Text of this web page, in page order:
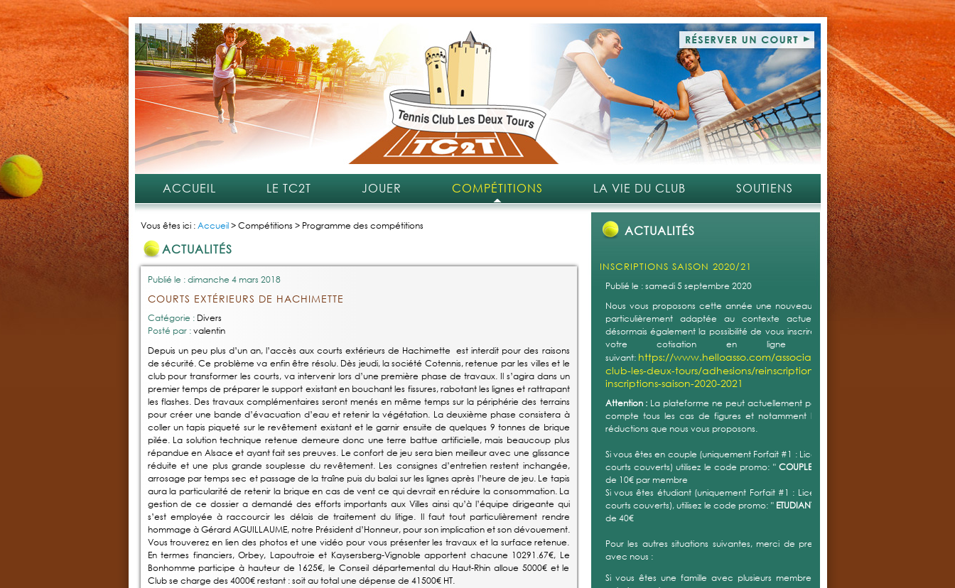
ACCUEIL LE TC2T JOUER COMPÉTITIONS LA VIE DU CLUB SOUTIENS
Vous êtes ici :Accueil>Compétitions > Programme des compétitions
ACTUALITÉS
Publié le : dimanche 4 mars 2018
COURTS EXTÉRIEURS DE HACHIMETTE
Catégorie :Divers
Posté par :valentin
Depuis un peu plus d’un an, l’accès aux courts extérieurs de Hachimette est interdit pour des raisons
de sécurité. Ce problème va enfin être résolu. Dès jeudi, la société Cotennis, retenue par les villes et le
club pour transformer les courts, va intervenir lors d’une première phase de travaux. Il s’agira dans un
premier temps de préparer le support existant en bouchant les fissures, rabotant les lignes et rattrapant
les flashes. Des travaux complémentaires seront menés en même temps sur la périphérie des terrains
pour créer une bande d’évacuation d’eau et retenir la végétation. La deuxième phase consistera à
coller un tapis piqueté sur le revêtement existant et le garnir ensuite de quelques 9 tonnes de brique
pilée. La solution technique retenue demeure donc une terre battue artificielle, mais beaucoup plus
répandue en Alsace et ayant fait ses preuves. Le confort de jeu sera bien meilleur avec une glissance
réduite et une plus grande souplesse du revêtement. Les consignes d’entretien restent inchangée,
arrosage par temps sec et passage de la traîne puis du balai sur les lignes après l’heure de jeu. Le tapis
aura la particularité de retenir la brique en cas de vent ce qui devrait en réduire la consommation. La
gestion de ce dossier a demandé des efforts importants aux Villes ainsi qu’à l’équipe dirigeante qui
s’est employée à raccourcir les délais de traitement du litige. Il faut tout particulièrement rendre
hommage à Gérard AGUILLAUME, notre Président d’Honneur, pour son implication et son dévouement.
Vous trouverez en lien des photos et une vidéo pour vous présenter les travaux et la surface retenue.
En termes financiers, Orbey, Lapoutroie et Kaysersberg-Vignoble apportent chacune 10291.67€, Le
Bonhomme participe à hauteur de 1625€, le Conseil départemental du Haut-Rhin alloue 5000€ et le
Club se charge des 4000€ restant : soit au total une dépense de 41500€ HT.
ACTUALITÉS
Si vous êtes en couple (uniquement Forfait #1 : Licence + Accès
courts couverts) utilisez le code promo: "COUPLE "= réduction
de 10€ par membre
Si vous êtes étudiant (uniquement Forfait #1 : Licence + Accès
courts couverts), utilisez le code promo: "ETUDIANT "= réduction
de 40€
Pour les autres situations suivantes, merci de prendre contact
avec nous :
Si vous êtes une famille avec plusieurs membres avec forfait
entrainements ;
Si vous parrainez un nouveau membre ;
- Si vous souhaitez payer en plusieurs fois.
En complément nous vous accueilleront également au
complexe sportif d'HACHIMETTE Vendredi 04/09 entre 17h30 et
20h30 ainsi que Samedi 05/09 de 10h à 12h et de 14h à 16h. Le
port du masque sera bien entendu obligatoire et un sens de
circulation sera mis en place.
Pour rappel lecertificat médical reste obligatoire
cependant valable 3 ans.
Si votre certificat est encore valide (moins de 3 ans) vous devez
prendre connaissance duformulaire Q-Sport.
personnel. Nous n'avons donc pas à en prendre connaissance.
Nous vous demandons simplement d'attester que vous en avez
n'invalide votre certificat médical.
Vous trouverez ci-dessous en synthèse les documents à nous
fournir :
Enfants Mini-Tennis (4 à 7 ans) / Club Junior (8 à 13 ans) :
anou L'attestation formulaire Q-Sport
Fiche d'autorisation de droits à l'image
Fiche pédagogique(choix groupe d'entrainement)